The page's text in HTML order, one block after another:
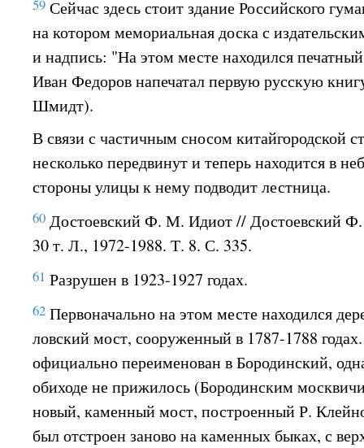
59 Сейчас здесь стоит здание Российского
на котором мемориальная доска с
и надпись: "На этом месте находился
Иван Федоров напечатал первую русскую
Шмидт).
В связи с частичным сносом китайгородской
несколько передвинут и теперь находится в
стороны улицы к нему подводит лестница.
60 Достоевский Ф. М. Идиот // Достоевский
30 т. Л., 1972-1988. Т. 8. С. 335.
61 Разрушен в 1923-1927 годах.
62 Первоначально на этом месте находился
ловский мост, сооруженный в 1787-1788
официально переименован в Бородинский,
обиходе не прижилось (Бородинским
новый, каменный мост, построенный Р.
был отстроен заново на каменных быках, с